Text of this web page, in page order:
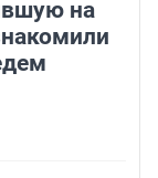
на